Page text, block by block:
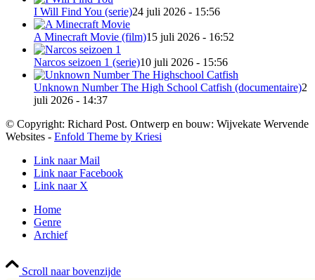
I Will Find You (serie)24 juli 2026 - 15:56
A Minecraft Movie (film)15 juli 2026 - 16:52
Narcos seizoen 1 (serie)10 juli 2026 - 15:56
Unknown Number The High School Catfish (documentaire)2
juli 2026 - 14:37
© Copyright: Richard Post. Ontwerp en bouw: Wijvekate Wervende
Websites - Enfold Theme by Kriesi
Link naar Mail
Link naar Facebook
Link naar X
Home
Genre
Archief
Scroll naar bovenzijde